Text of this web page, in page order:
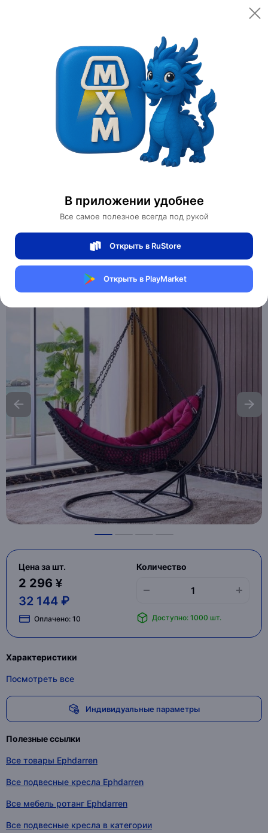
В приложении удобнее
Все самое полезное всегда под рукой
Открыть в RuStore
Открыть в PlayMarket
Открыть
Категории
Мебель для дома и офиса
Подвесные кресла
Подвесное кресло из ротанга Flying
0 отзывов 0
Магазин Ephdarren
Артикул:MXM2369997657
Цена за шт.
2 296 ¥
32 144 ₽
Оплачено: 10
Количество
Доступно: 1000 шт.
Характеристики
Посмотреть все
Индивидуальные параметры
Полезные ссылки
Все товары Ephdarren
Все подвесные кресла Ephdarren
Все мебель ротанг Ephdarren
Все подвесные кресла в категории